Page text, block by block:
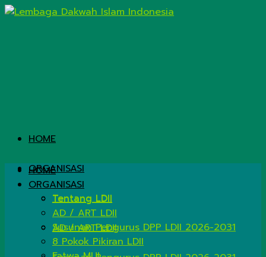
HOME
ORGANISASI
Tentang LDII
AD / ART LDII
HOME
ORGANISASI
Tentang LDII
AD / ART LDII
Susunan Pengurus DPP LDII 2026-2031
8 Pokok Pikiran LDII